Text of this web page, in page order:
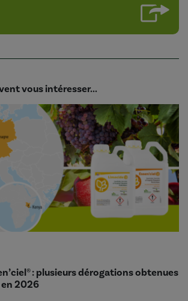
vous intéresser...
: plusieurs dérogations obtenues
2026